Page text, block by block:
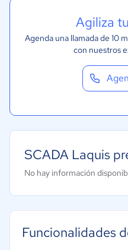
Agiliza
Agenda una llamada de 10
con nuestros
SCADA Laquis
No hay información
Funcionalidades